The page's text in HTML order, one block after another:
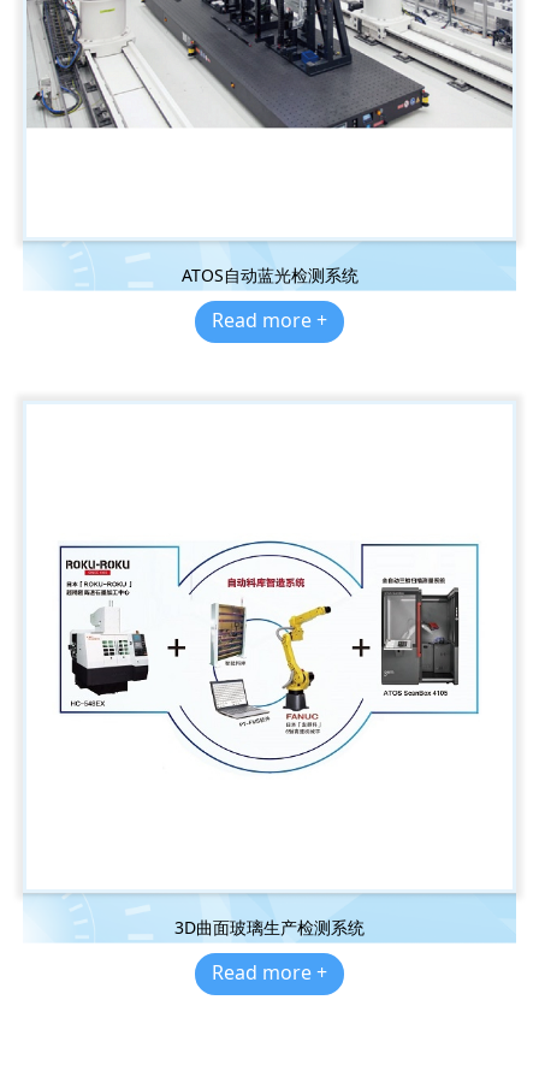
ATOS自动蓝光检测系统
Read more +
3D曲面玻璃生产检测系统
Read more +